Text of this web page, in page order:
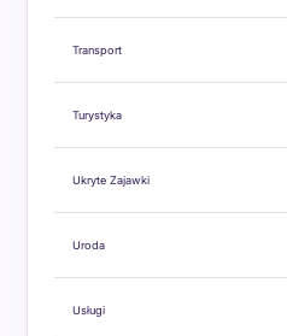
Transport
Turystyka
Ukryte Zajawki
Uroda
Usługi